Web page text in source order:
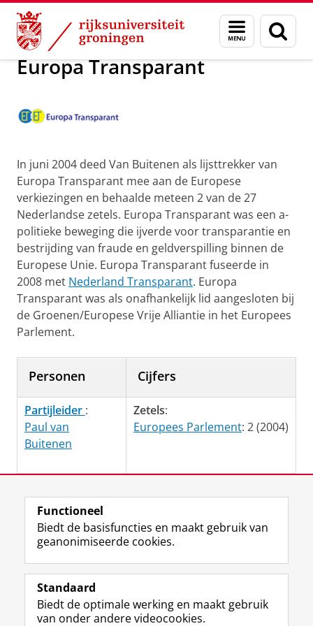
Skip
Content
Skip
Navigation
Menu
en
zoeken
Onderzoek Europa Transparant
Europa Transparant
In juni 2004 deed Van Buitenen als lijsttrekker van
Europa Transparant mee aan de Europese
verkiezingen en behaalde meteen 2 van de 27
Nederlandse zetels. Europa Transparant was een a-
politieke beweging die ijverde voor transparantie en
bestrijding van fraude en geldverspilling binnen de
Europese Unie. Europa Transparant fuseerde in
2008 met Nederland Transparant. Europa
Transparant was als onafhankelijk lid aangesloten bij
de Groenen/Europese Vrije Alliantie in het Europees
Parlement.
Personen Cijfers
Partijleider :
Paul van
Buitenen
Zetels:
Europees Parlement: 2 (2004)
Laatst gewijzigd: 21 februari 2023 11:40
Volg de RUG
F
a
e
b
L
i
k
e
R
S
-
f
I
n
t
Y
o
T
Studiekiezers
Functioneel
Biedt de basisfuncties en maakt gebruik van
geanonimiseerde cookies.
Standaard
Biedt de optimale werking en maakt gebruik
van onder andere videocookies.